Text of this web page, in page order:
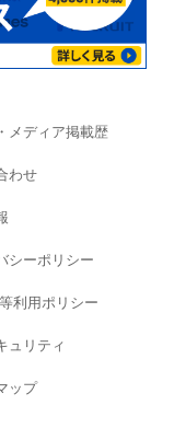
メディア掲載歴
わせ
シーポリシー
利用ポリシー
ュリティ
ップ